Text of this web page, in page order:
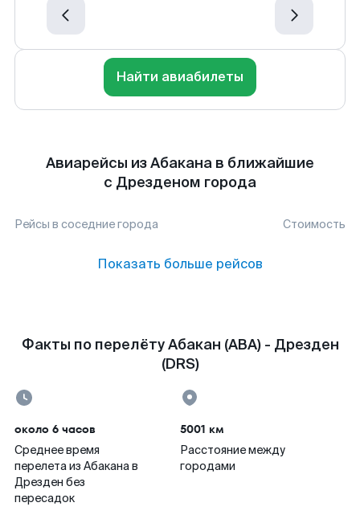
Найти авиабилеты
Авиарейсы из Абакана в ближайшие
с Дрезденом города
Рейсы в соседние города Стоимость
Показать больше рейсов
Факты по перелёту Абакан (ABA) - Дрезден
(DRS)
около 6 часов
Среднее время
перелета из Абакана в
Дрезден без
пересадок
5001 км
Расстояние между
городами